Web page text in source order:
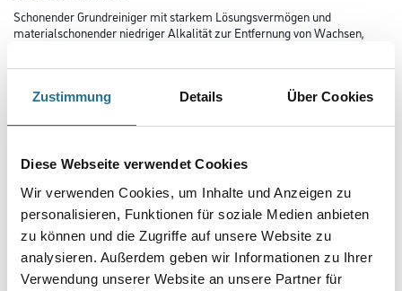
Zustimmung Details Über Cookies
Diese Webseite verwendet Cookies
Wir verwenden Cookies, um Inhalte und Anzeigen zu
personalisieren, Funktionen für soziale Medien anbieten
zu können und die Zugriffe auf unsere Website zu
analysieren. Außerdem geben wir Informationen zu Ihrer
Verwendung unserer Website an unsere Partner für
Schonender Grundreiniger mit starkem Lösungsvermögen und
materialschonender niedriger Alkalität zur Entfernung von Wachsen,
Bauverschmutzungen bei der Bauschlussreinigung. Universeller
Umrechnungsfaktoren